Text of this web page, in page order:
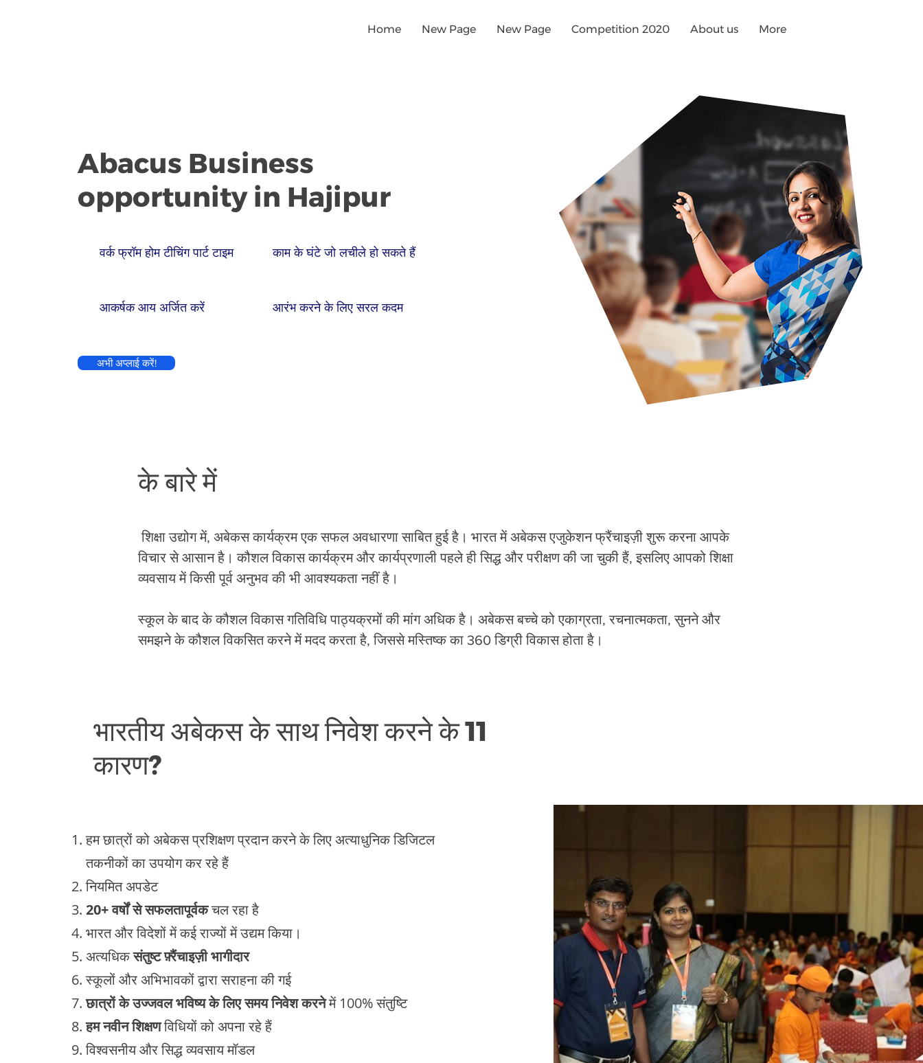
Abacus Business
opportunity in Hajipur
वर्क फ्रॉम होम टीचिंग पार्ट टाइम काम के घंटे जो लचीले हो सकते हैं
आकर्षक आय अर्जित करें आरंभ करने के लिए सरल कदम
अभी अप्लाई करें!
Home New Page New Page Competition 2020 About us More
के बारे में
​शिक्षा उद्योग में, अबेकस कार्यक्रम एक सफल अवधारणा साबित हुई है। भारत में अबेकस एजुकेशन फ्रैंचाइज़ी शुरू करना आपके
विचार से आसान है। कौशल विकास कार्यक्रम और कार्यप्रणाली पहले ही सिद्ध और परीक्षण की जा चुकी हैं, इसलिए आपको शिक्षा
व्यवसाय में किसी पूर्व अनुभव की भी आवश्यकता नहीं है।
स्कूल के बाद के कौशल विकास गतिविधि पाठ्यक्रमों की मांग अधिक है। अबेकस बच्चे को एकाग्रता, रचनात्मकता, सुनने और
समझने के कौशल विकसित करने में मदद करता है, जिससे मस्तिष्क का 360 डिग्री विकास होता है।
भारतीय अबेकस के साथ निवेश करने के 11
कारण?
हम छात्रों को अबेकस प्रशिक्षण प्रदान करने के लिए अत्याधुनिक डिजिटल
तकनीकों का उपयोग कर रहे हैं
नियमित अपडेट
20+ वर्षों से सफलतापूर्वकचल रहा है
भारत और विदेशों में कई राज्यों में उद्यम किया।
अत्यधिकसंतुष्ट फ़्रैंचाइज़ी भागीदार
स्कूलों और अभिभावकों द्वारा सराहना की गई
छात्रों के उज्जवल भविष्य के लिए समय निवेश करनेमें 100% संतुष्टि
हम नवीन शिक्षणविधियों को अपना रहे हैं
विश्वसनीय और सिद्ध व्यवसाय मॉडल